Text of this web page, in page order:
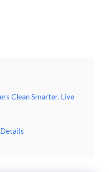
Clean Smarter. Live